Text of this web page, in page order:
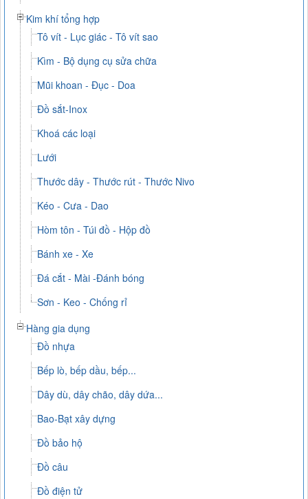
Kim khí tổng hợp
Tô vít - Lục giác - Tô vít sao
Kìm - Bộ dụng cụ sửa chữa
Mũi khoan - Đục - Doa
Đồ sắt-Inox
Khoá các loại
Lưới
Thước dây - Thước rút - Thước Nivo
Kéo - Cưa - Dao
Hòm tôn - Túi đồ - Hộp đồ
Bánh xe - Xe
Đá cắt - Mài -Đánh bóng
Sơn - Keo - Chống rỉ
Hàng gia dụng
Đồ nhựa
Bếp lò, bếp dầu, bếp...
Dây dù, dây chão, dây dứa...
Bao-Bạt xây dựng
Đồ bảo hộ
Đồ câu
Đồ điện tử